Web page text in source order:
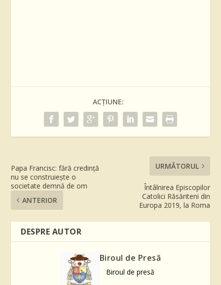
ACȚIUNE:
Papa Francisc: fără credință
nu se construiește o
societate demnă de om
ANTERIOR
URMĂTORUL
Întâlnirea Episcopilor
Catolici Răsăriteni din
Europa 2019, la Roma
DESPRE AUTOR
Biroul de Presă
Biroul de presă